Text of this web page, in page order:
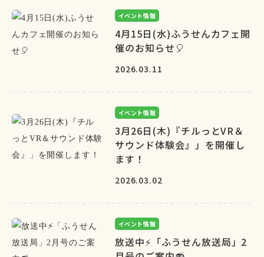
イベント情報
4月15日(水)ふうせんカフェ開
催のお知らせ🎈
2026.03.11
イベント情報
3月26日(木)『チルっとVR＆
サウンド体験会』」を開催し
ます！
2026.03.02
イベント情報
放送中⚡「ふうせん放送局」2